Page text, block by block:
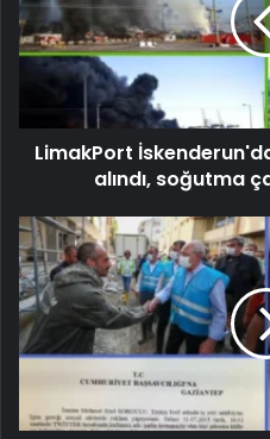
LimakPort
alındı, soğutma